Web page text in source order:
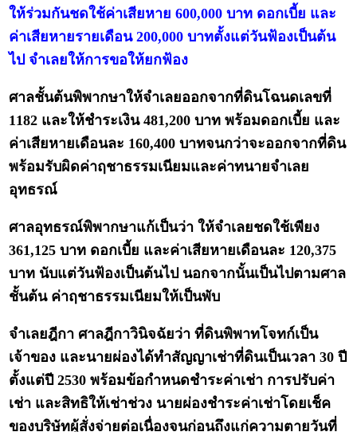
ให้ร่วมกันชดใช้ค่าเสียหาย 600,000 บาท ดอกเบี้ย และ
ค่าเสียหายรายเดือน 200,000 บาทตั้งแต่วันฟ้องเป็นต้น
ไป จำเลยให้การขอให้ยกฟ้อง
ศาลชั้นต้นพิพากษาให้จำเลยออกจากที่ดินโฉนดเลขที่
1182 และให้ชำระเงิน 481,200 บาท พร้อมดอกเบี้ย และ
ค่าเสียหายเดือนละ 160,400 บาทจนกว่าจะออกจากที่ดิน
พร้อมรับผิดค่าฤชาธรรมเนียมและค่าทนายจำเลย
อุทธรณ์
ศาลอุทธรณ์พิพากษาแก้เป็นว่า ให้จำเลยชดใช้เพียง
361,125 บาท ดอกเบี้ย และค่าเสียหายเดือนละ 120,375
บาท นับแต่วันฟ้องเป็นต้นไป นอกจากนั้นเป็นไปตามศาล
ชั้นต้น ค่าฤชาธรรมเนียมให้เป็นพับ
จำเลยฎีกา ศาลฎีกาวินิจฉัยว่า ที่ดินพิพาทโจทก์เป็น
เจ้าของ และนายผ่องได้ทำสัญญาเช่าที่ดินเป็นเวลา 30 ปี
ตั้งแต่ปี 2530 พร้อมข้อกำหนดชำระค่าเช่า การปรับค่า
เช่า และสิทธิให้เช่าช่วง นายผ่องชำระค่าเช่าโดยเช็ค
ของบริษัทผู้สั่งจ่ายต่อเนื่องจนก่อนถึงแก่ความตายวันที่